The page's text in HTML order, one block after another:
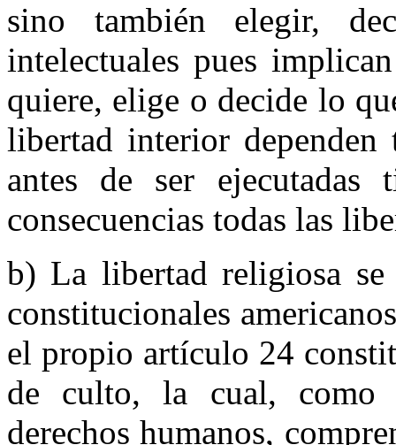
sino también elegir,
intelectuales pues
quiere, elige o decide lo
libertad interior dependen
antes de ser
consecuencias todas las
b) La libertad religiosa se
constitucionales
el propio artículo 24
de culto, la cual, como
derechos humanos,